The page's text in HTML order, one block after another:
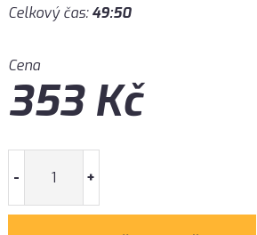
Celkový čas:49:50
Cena
353Kč
- +